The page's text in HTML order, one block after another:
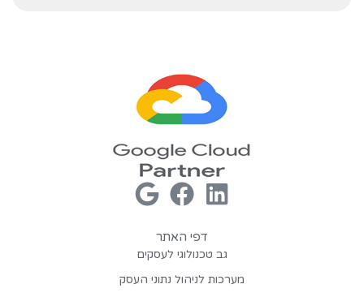
דפי האתר
גב טכנולוגי לעסקים
מערכות לניהול נתוני העסק